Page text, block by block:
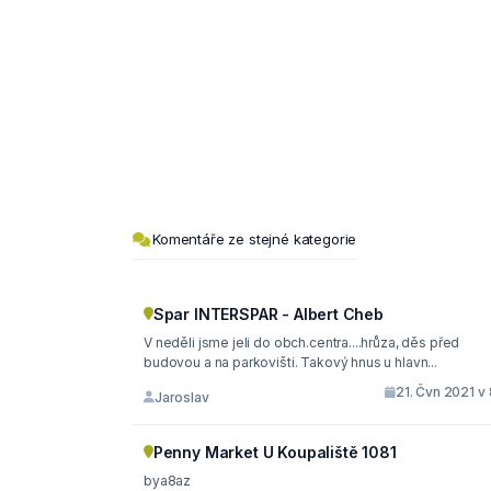
Komentáře ze stejné kategorie
Spar INTERSPAR - Albert Cheb
V neděli jsme jeli do obch.centra....hrůza, děs před
budovou a na parkovišti. Takový hnus u hlavn...
Jaroslav 21. Čvn 2021 v
Penny Market U Koupaliště 1081
bya8az